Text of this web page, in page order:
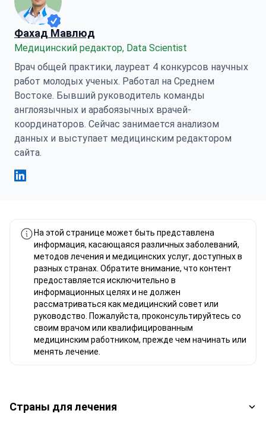
Фахад Мавлюд
Медицинский редактор, Data Scientist
Врач общей практики, лауреат 4 конкурсов научных
работ молодых ученых. Работал на Среднем
Востоке. Бывший руководитель команды
англоязычных и арабоязычных врачей-
координаторов. Сейчас занимается анализом
данных и выступает медицинским редактором
сайта.
На этой странице может быть представлена
информация, касающаяся различных заболеваний,
методов лечения и медицинских услуг, доступных в
разных странах. Обратите внимание, что контент
предоставляется исключительно в
информационных целях и не должен
рассматриваться как медицинский совет или
руководство. Пожалуйста, проконсультируйтесь со
своим врачом или квалифицированным
медицинским работником, прежде чем начинать или
менять лечение.
Страны для лечения